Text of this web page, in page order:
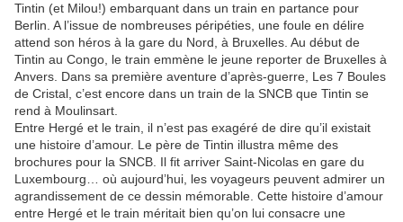
Tintin (et Milou!) embarquant dans un train en partance pour
Berlin. A l’issue de nombreuses péripéties, une foule en délire
attend son héros à la gare du Nord, à Bruxelles. Au début de
Tintin au Congo, le train emmène le jeune reporter de Bruxelles à
Anvers. Dans sa première aventure d’après-guerre, Les 7 Boules
de Cristal, c’est encore dans un train de la SNCB que Tintin se
rend à Moulinsart.
Entre Hergé et le train, il n’est pas exagéré de dire qu’il existait
une histoire d’amour. Le père de Tintin illustra même des
brochures pour la SNCB. Il fit arriver Saint-Nicolas en gare du
Luxembourg… où aujourd’hui, les voyageurs peuvent admirer un
agrandissement de ce dessin mémorable. Cette histoire d’amour
entre Hergé et le train méritait bien qu’on lui consacre une